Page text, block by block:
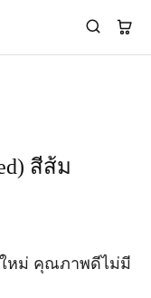
สีส้ม
ใหม่ คุณภาพดีไม่มี